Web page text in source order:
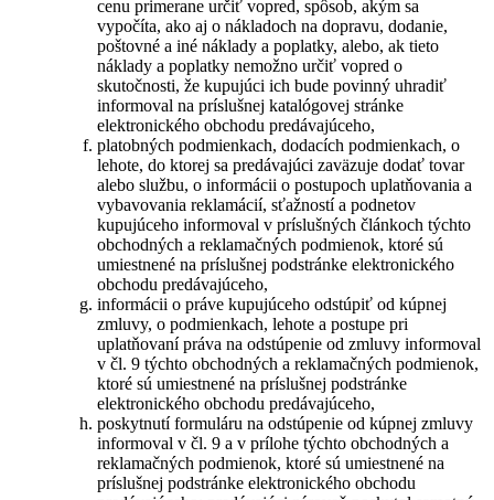
cenu primerane určiť vopred, spôsob, akým sa
vypočíta, ako aj o nákladoch na dopravu, dodanie,
poštovné a iné náklady a poplatky, alebo, ak tieto
náklady a poplatky nemožno určiť vopred o
skutočnosti, že kupujúci ich bude povinný uhradiť
informoval na príslušnej katalógovej stránke
elektronického obchodu predávajúceho,
platobných podmienkach, dodacích podmienkach, o
lehote, do ktorej sa predávajúci zaväzuje dodať tovar
alebo službu, o informácii o postupoch uplatňovania a
vybavovania reklamácií, sťažností a podnetov
kupujúceho informoval v príslušných článkoch týchto
obchodných a reklamačných podmienok, ktoré sú
umiestnené na príslušnej podstránke elektronického
obchodu predávajúceho,
informácii o práve kupujúceho odstúpiť od kúpnej
zmluvy, o podmienkach, lehote a postupe pri
uplatňovaní práva na odstúpenie od zmluvy informoval
v čl. 9 týchto obchodných a reklamačných podmienok,
ktoré sú umiestnené na príslušnej podstránke
elektronického obchodu predávajúceho,
poskytnutí formuláru na odstúpenie od kúpnej zmluvy
informoval v čl. 9 a v prílohe týchto obchodných a
reklamačných podmienok, ktoré sú umiestnené na
príslušnej podstránke elektronického obchodu